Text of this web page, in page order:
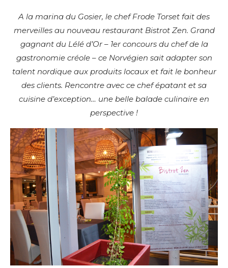
A la marina du Gosier, le chef Frode Torset fait des
merveilles au nouveau restaurant Bistrot Zen. Grand
gagnant du Lélé d’Or – 1er concours du chef de la
gastronomie créole – ce Norvégien sait adapter son
talent nordique aux produits locaux et fait le bonheur
des clients. Rencontre avec ce chef épatant et sa
cuisine d’exception… une belle balade culinaire en
perspective !